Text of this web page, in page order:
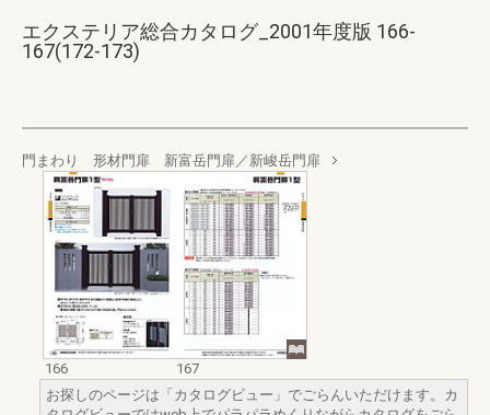
エクステリア総合カタログ_2001年度版 166-
167(172-173)
門まわり 形材門扉 新富岳門扉／新峻岳門扉
166
167
お探しのページは「カタログビュー」でごらんいただけます。カ